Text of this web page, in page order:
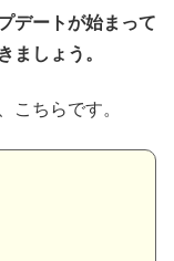
デートが始まって
ましょう。
こちらです。